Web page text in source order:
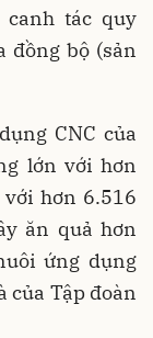
canh tác quy
đồng bộ (sản
CNC của
lớn với hơn
hơn 6.516
ăn quả hơn
ứng dụng
của Tập đoàn